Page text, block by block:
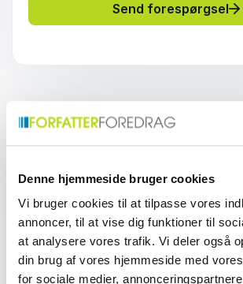
Denne hjemmeside bruger cookies
Vi bruger cookies til at tilpasse vores
annoncer, til at vise dig funktioner til
at analysere vores trafik. Vi deler også
din brug af vores hjemmeside med
for sociale medier,
Send forespørgsel
Hvad er AI, og
det relevant?
Kunstig intelligens (AI) dækker over
gør computere i stand til at udføre
normalt kræver menneskelig